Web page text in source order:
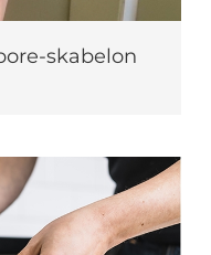
skabelon